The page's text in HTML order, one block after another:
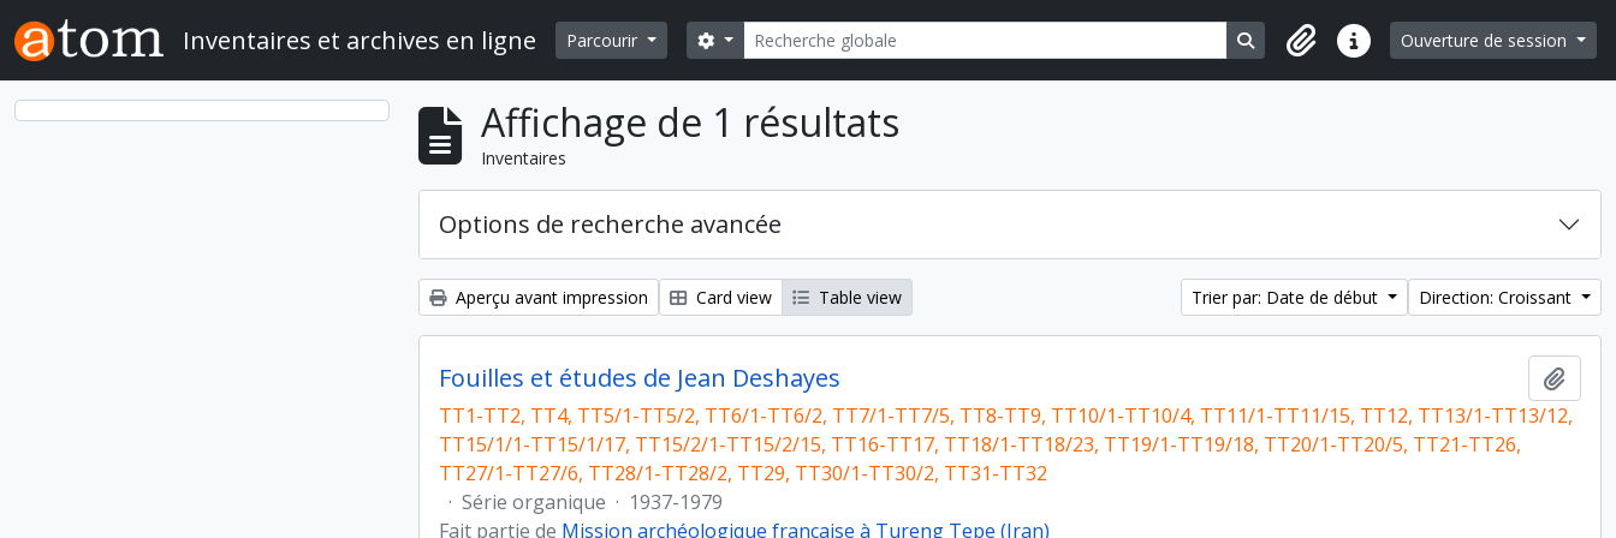
Skip to main content
Inventaires et archives en ligne Parcourir Rechercher
Search options Search in browse page
Liens rapidesOuverture de session
Affichage de 1 résultats
Inventaires
Options de recherche avancée
Aperçu avant impression Card view Table view Trier par: Date de début Direction: Croissant
Fouilles et études de Jean Deshayes
TT1-TT2, TT4, TT5/1-TT5/2, TT6/1-TT6/2, TT7/1-TT7/5, TT8-TT9, TT10/1-TT10/4, TT11/1-TT11/15, TT12, TT13/1-TT13/12,
TT15/1/1-TT15/1/17, TT15/2/1-TT15/2/15, TT16-TT17, TT18/1-TT18/23, TT19/1-TT19/18, TT20/1-TT20/5, TT21-TT26,
TT27/1-TT27/6, TT28/1-TT28/2, TT29, TT30/1-TT30/2, TT31-TT32
· Série organique · 1937-1979
Fait partie de Mission archéologique française à Tureng Tepe (Iran)